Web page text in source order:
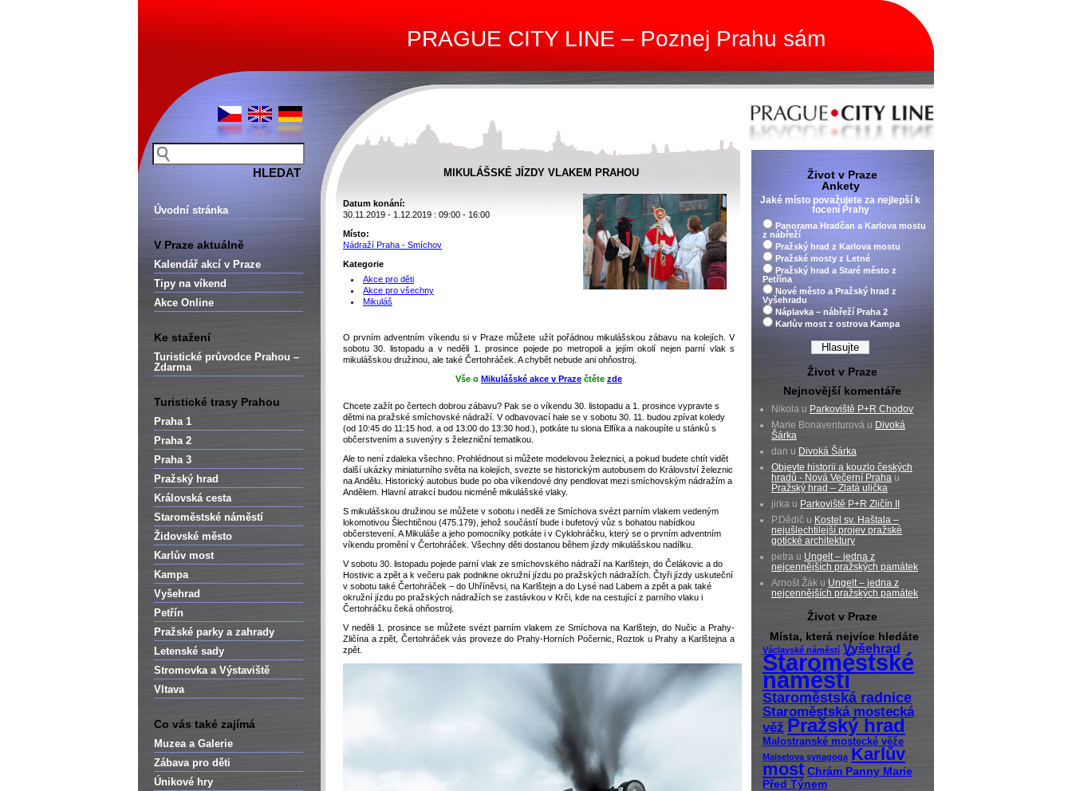
PRAGUE CITY LINE – Poznej Prahu sám
Úvodní stránka
V Praze aktuálně
Kalendář akcí v Praze
Tipy na víkend
Akce Online
Ke stažení
Turistické průvodce Prahou –
Zdarma
Turistické trasy Prahou
Praha 1
Praha 2
Praha 3
Pražský hrad
Královská cesta
Staroměstské náměstí
Židovské město
Karlův most
Kampa
Vyšehrad
Petřín
Pražské parky a zahrady
Letenské sady
Stromovka a Výstaviště
Vltava
Co vás také zajímá
Muzea a Galerie
Zábava pro děti
Únikové hry
MIKULÁŠSKÉ JÍZDY VLAKEM PRAHOU
Datum konání:
30.11.2019 - 1.12.2019 : 09:00 - 16:00
Místo:
Nádraží Praha - Smíchov
Kategorie
Akce pro děti
Akce pro všechny
Mikuláš
O prvním adventním víkendu si v Praze můžete užít pořádnou mikulášskou zábavu na kolejích. V
sobotu 30. listopadu a v neděli 1. prosince pojede po metropoli a jejím okolí nejen parní vlak s
mikulášskou družinou, ale také Čertohráček. A chybět nebude ani ohňostroj.
Vše o Mikulášské akce v Praze čtěte zde
Chcete zažít po čertech dobrou zábavu? Pak se o víkendu 30. listopadu a 1. prosince vypravte s
dětmi na pražské smíchovské nádraží. V odbavovací hale se v sobotu 30. 11. budou zpívat koledy
(od 10:45 do 11:15 hod. a od 13:00 do 13:30 hod.), potkáte tu slona Elfíka a nakoupíte u stánků s
občerstvením a suvenýry s železniční tematikou.
Ale to není zdaleka všechno. Prohlédnout si můžete modelovou železnici, a pokud budete chtít vidět
další ukázky miniaturního světa na kolejích, svezte se historickým autobusem do Království železnic
na Andělu. Historický autobus bude po oba víkendové dny pendlovat mezi smíchovským nádražím a
Andělem. Hlavní atrakcí budou nicméně mikulášské vlaky.
S mikulášskou družinou se můžete v sobotu i neděli ze Smíchova svézt parním vlakem vedeným
lokomotivou Šlechtičnou (475.179), jehož součástí bude i bufetový vůz s bohatou nabídkou
občerstevení. A Mikuláše a jeho pomocníky potkáte i v Cyklohráčku, který se o prvním adventním
víkendu promění v Čertohráček. Všechny děti dostanou během jízdy mikulášskou nadílku.
V sobotu 30. listopadu pojede parní vlak ze smíchovského nádraží na Karlštejn, do Čelákovic a do
Hostivic a zpět a k večeru pak podnikne okružní jízdu po pražských nádražích. Čtyři jízdy uskuteční
v sobotu také Čertohráček – do Uhříněvsi, na Karlštejn a do Lysé nad Labem a zpět a pak také
okružní jízdu po pražských nádražích se zastávkou v Krči, kde na cestující z parního vlaku i
Čertohráčku čeká ohňostroj.
V neděli 1. prosince se můžete svézt parním vlakem ze Smíchova na Karlštejn, do Nučic a Prahy-
Zličína a zpět, Čertohráček vás proveze do Prahy-Horních Počernic, Roztok u Prahy a Karlštejna a
zpět.
Život v Praze
Ankety
Jaké místo považujete za nejlepší k
focení Prahy
Panorama Hradčan a Karlova mostu
z nábřeží
Pražský hrad z Karlova mostu
Pražské mosty z Letné
Pražský hrad a Staré město z
Petřína
Nové město a Pražský hrad z
Vyšehradu
Náplavka – nábřeží Praha 2
Karlův most z ostrova Kampa
Život v Praze
Nejnovější komentáře
Nikola u Parkoviště P+R Chodov
Marie Bonaventurová u Divoká
Šárka
dan u Divoká Šárka
Objevte historii a kouzlo českých
hradů - Nová Večerní Praha u
Pražský hrad – Zlatá ulička
jirka u Parkoviště P+R Zličín II
P.Dědič u Kostel sv. Haštala –
nejušlechtilejší projev pražské
gotické architektury
petra u Ungelt – jedna z
nejcennějších pražských památek
Arnošt Žák u Ungelt – jedna z
nejcennějších pražských památek
Život v Praze
Místa, která nejvíce hledáte
Václavské náměstí Vyšehrad
Staroměstské
náměstí
Staroměstská radnice
Staroměstská mostecká
věž Pražský hrad
Malostranské mostecké věže
Maiselova synagoga Karlův
most Chrám Panny Marie
Před Týnem